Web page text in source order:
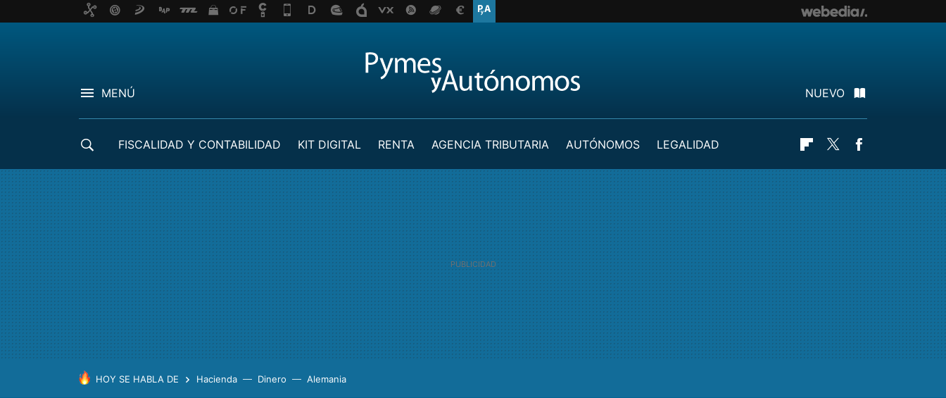
MENÚ NUEVO
FISCALIDAD Y CONTABILIDAD KIT DIGITAL RENTA AGENCIA TRIBUTARIA AUTÓNOMOS
LEGALIDAD
Flipboard
Twitter
HOY SE HABLA DE Hacienda Dinero Alemania